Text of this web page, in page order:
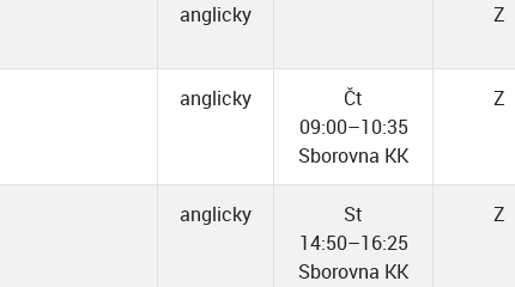
anglicky Z
anglicky
Čt
09:00–10:35
Sborovna KK
Z
anglicky
St
14:50–16:25
Sborovna KK
Z